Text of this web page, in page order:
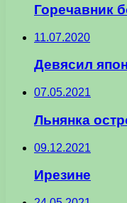
Горечавник
11.07.2020
Девясил
07.05.2021
Льнянка
09.12.2021
Ирезине